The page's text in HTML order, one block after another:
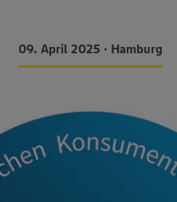
09. April 2025 • Hamburg